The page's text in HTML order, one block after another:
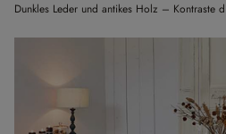
Dunkles Leder und antikes Holz – Kontraste